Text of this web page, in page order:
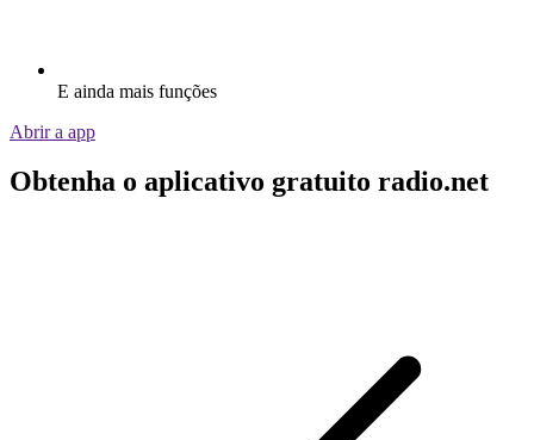
E ainda mais funções
Abrir a app
Obtenha o aplicativo gratuito radio.net